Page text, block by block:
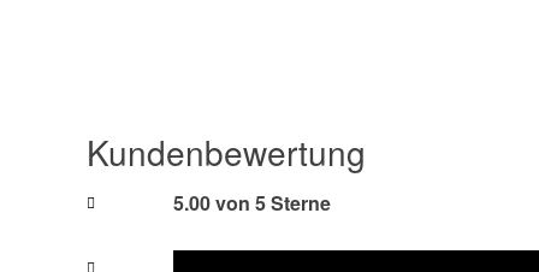
Kundenbewertung
5.00 von 5 Sterne